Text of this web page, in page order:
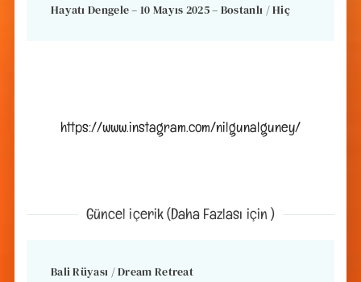
Hayatı Dengele – 10 Mayıs 2025 – Bostanlı / Hiç
https://www.instagram.com/nilgunalguney/
Güncel içerik (Daha Fazlası için )
Bali Rüyası / Dream Retreat